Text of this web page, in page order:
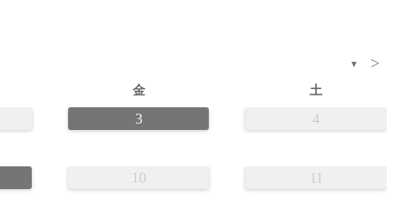
▼ >
金 土
3 4
10 11